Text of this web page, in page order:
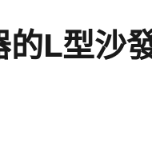
的L型沙